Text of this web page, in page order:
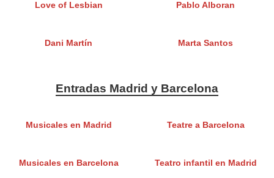
Love of Lesbian Pablo Alboran
Dani Martín Marta Santos
Entradas Madrid y Barcelona
Musicales en Madrid Teatre a Barcelona
Musicales en Barcelona Teatro infantil en Madrid